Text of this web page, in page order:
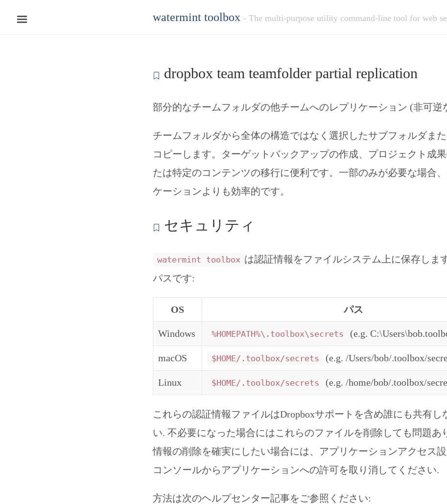
watermint toolbox - The multi-purpose utility command-line tool for web
dropbox team teamfolder partial replication
部分的なチームフォルダの他チームへのレプリケーション (非可逆
チームフォルダから全体の構造ではなく選択したサブフォルダま
コピーします。ターゲットバックアップの作成、プロジェクト成
たは特定のコンテンツの移行に便利です。一部のみが必要な場合
ケーションよりも効率的です。
セキュリティ
watermint toolbox は認証情報をファイルシステム上に保存しま
パスです:
OS パス
Windows %HOMEPATH%\.toolbox\secrets (e.g.
macOS $HOME/.toolbox/secrets (e.g. /Users/bob/.toolbox/
Linux $HOME/.toolbox/secrets (e.g. /home/bob/.toolbox/
これらの認証情報ファイルはDropboxサポートを含め誰にも共有し
い. 不必要になった場合にはこれらのファイルを削除しても問題あ
情報の削除を確実にしたい場合には、アプリケーションアクセス
コンソールからアプリケーションへの許可を取り消してください.
方法は次のヘルプセンター記事をご参照ください: